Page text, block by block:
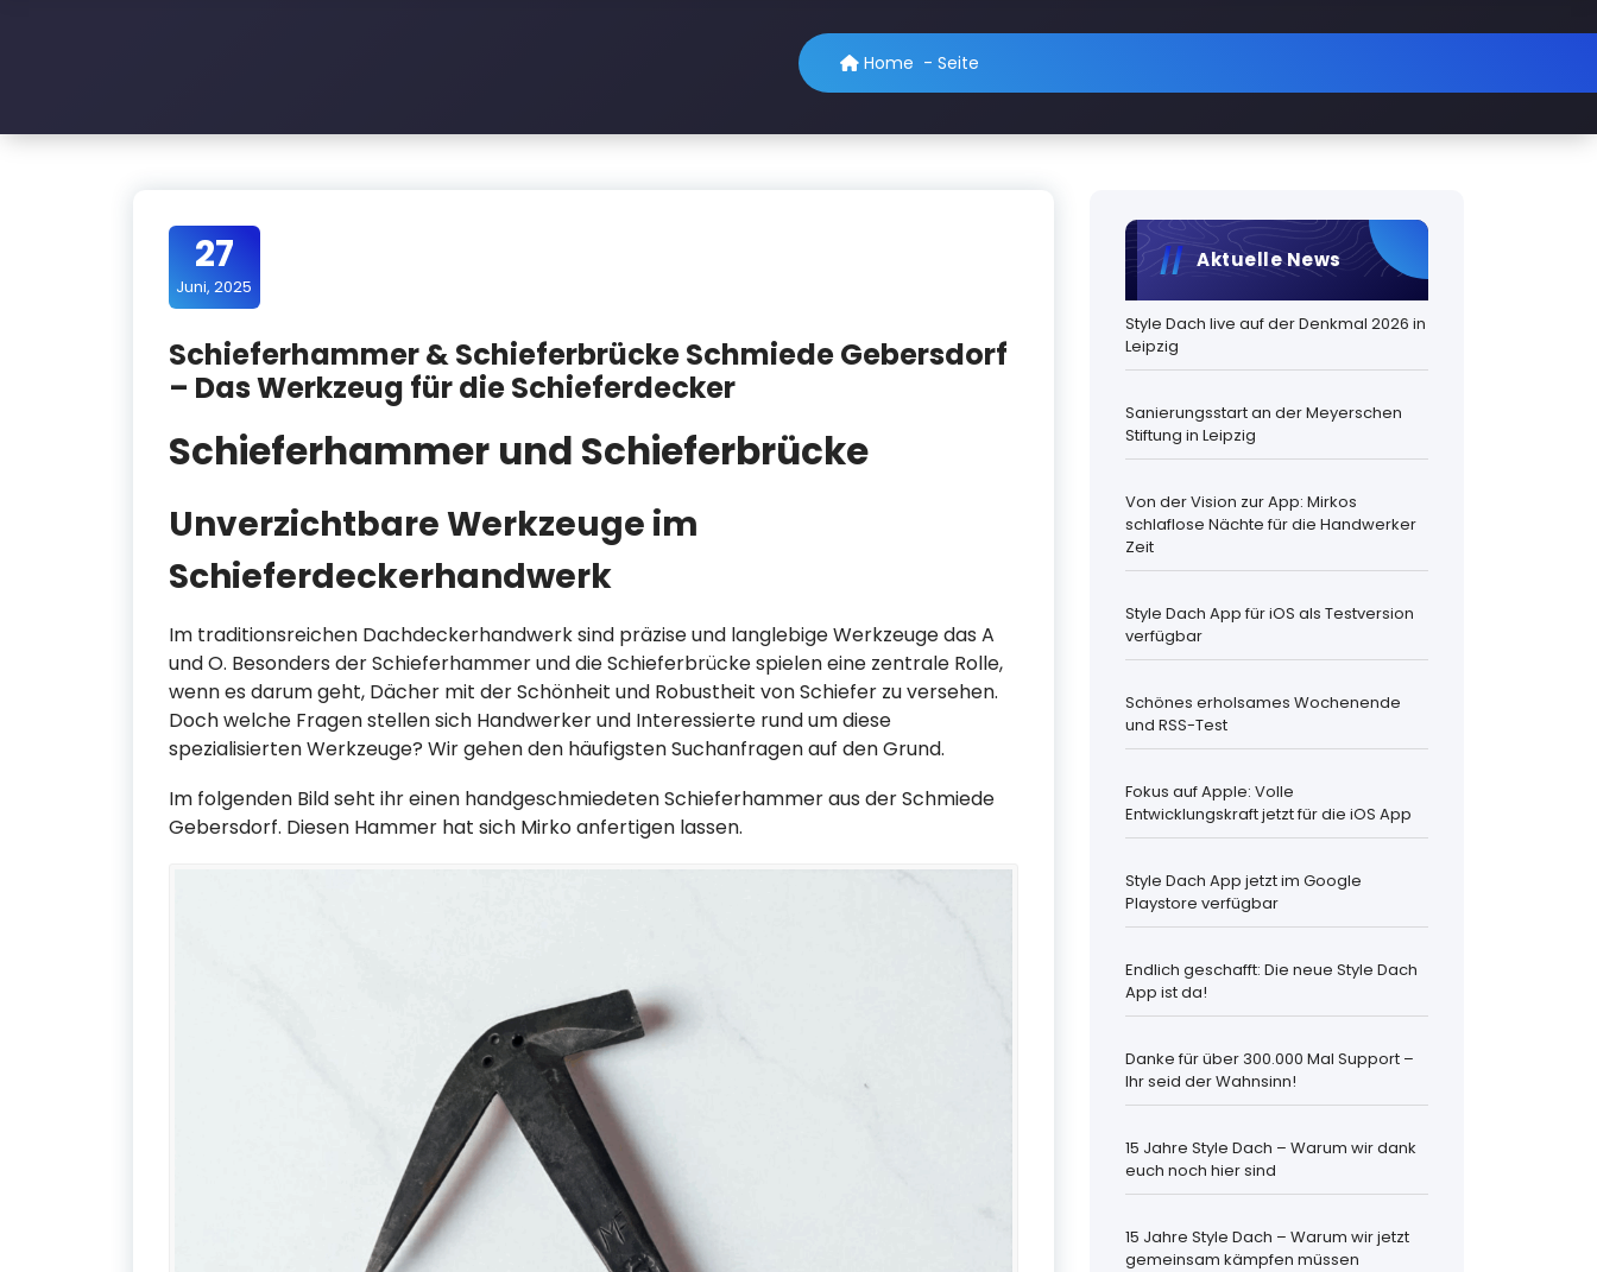
D
Home - Seite
27
Juni, 2025
Schieferhammer & Schieferbrücke Schmiede Gebersdorf
– Das Werkzeug für die Schieferdecker
Schieferhammer und Schieferbrücke
Unverzichtbare Werkzeuge im
Schieferdeckerhandwerk
Im traditionsreichen Dachdeckerhandwerk sind präzise und langlebige Werkzeuge das A
und O. Besonders der Schieferhammer und die Schieferbrücke spielen eine zentrale Rolle,
wenn es darum geht, Dächer mit der Schönheit und Robustheit von Schiefer zu versehen.
Doch welche Fragen stellen sich Handwerker und Interessierte rund um diese
spezialisierten Werkzeuge? Wir gehen den häufigsten Suchanfragen auf den Grund.
Im folgenden Bild seht ihr einen handgeschmiedeten Schieferhammer aus der Schmiede
Gebersdorf. Diesen Hammer hat sich Mirko anfertigen lassen.
Aktuelle News
Style Dach live auf der Denkmal 2026 in
Leipzig
Sanierungsstart an der Meyerschen
Stiftung in Leipzig
Von der Vision zur App: Mirkos
schlaflose Nächte für die Handwerker
Zeit
Style Dach App für iOS als Testversion
verfügbar
Schönes erholsames Wochenende
und RSS-Test
Fokus auf Apple: Volle
Entwicklungskraft jetzt für die iOS App
Style Dach App jetzt im Google
Playstore verfügbar
Endlich geschafft: Die neue Style Dach
App ist da!
Danke für über 300.000 Mal Support –
Ihr seid der Wahnsinn!
15 Jahre Style Dach – Warum wir dank
euch noch hier sind
15 Jahre Style Dach – Warum wir jetzt
gemeinsam kämpfen müssen